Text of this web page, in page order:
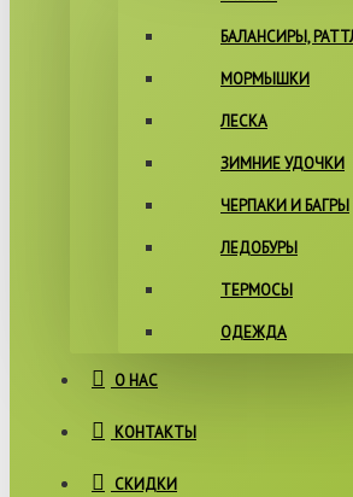
БАЛАНСИРЫ,
МОРМЫШКИ
ЛЕСКА
ЗИМНИЕ УДОЧКИ
ЧЕРПАКИ И БАГРЫ
ЛЕДОБУРЫ
ТЕРМОСЫ
ОДЕЖДА
О НАС
КОНТАКТЫ
СКИДКИ